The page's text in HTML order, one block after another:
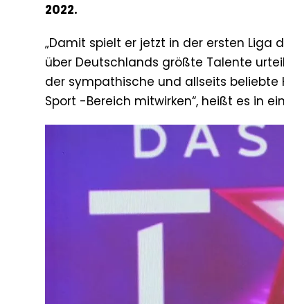
2022.
„Damit spielt er jetzt in der ersten Liga
über Deutschlands größte Talente
der sympathische und allseits beliebte
Sport -Bereich mitwirken“, heißt es in